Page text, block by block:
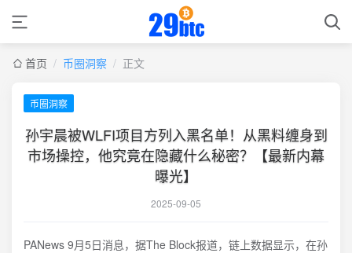
首页 / 币圈洞察 / 正文
币圈洞察
孙宇晨被WLFI项目方列入黑名单！从黑料缠身到
市场操控，他究竟在隐藏什么秘密？【最新内幕
曝光】
2025-09-05
PANews 9月5日消息，据The Block报道，链上数据显示，在孙